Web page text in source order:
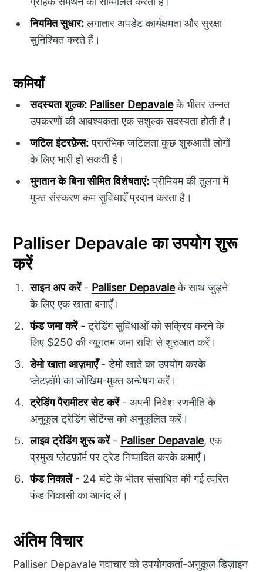
नियमित सुधार:लगातार अपडेट कार्यक्षमता और सुरक्षा
सुनिश्चित करते हैं।
कमियाँ
सदस्यता शुल्क: Palliser Depavaleके भीतर उन्नत
उपकरणों की आवश्यकता एक सशुल्क सदस्यता होती है।
जटिल इंटरफ़ेस:प्रारंभिक जटिलता कुछ शुरुआती लोगों
के लिए भारी हो सकती है।
भुगतान के बिना सीमित विशेषताएं:प्रीमियम की तुलना में
मुफ्त संस्करण कम सुविधाएँ प्रदान करता है।
Palliser Depavale का उपयोग शुरू
करें
साइन अप करें- Palliser Depavaleके साथ जुड़ने
के लिए एक खाता बनाएँ।
फंड जमा करें- ट्रेडिंग सुविधाओं को सक्रिय करने के
लिए $250 की न्यूनतम जमा राशि से शुरुआत करें।
डेमो खाता आज़माएँ- डेमो खाते का उपयोग करके
प्लेटफ़ॉर्म का जोखिम-मुक्त अन्वेषण करें।
ट्रेडिंग पैरामीटर सेट करें- अपनी निवेश रणनीति के
अनुकूल ट्रेडिंग सेटिंग्स को अनुकूलित करें।
लाइव ट्रेडिंग शुरू करें- Palliser Depavale, एक
प्रमुख प्लेटफ़ॉर्म पर ट्रेड निष्पादित करके कमाएँ।
फंड निकालें- 24 घंटे के भीतर संसाधित की गई त्वरित
फंड निकासी का आनंद लें।
अंतिम विचार
Palliser Depavale नवाचार को उपयोगकर्ता-अनुकूल डिज़ाइन